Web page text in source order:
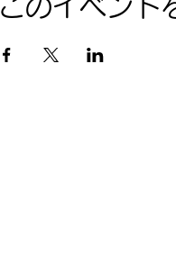
このイベント